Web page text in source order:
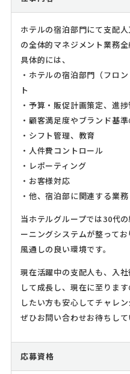
ホテルの宿泊部門にて支配
の全体的マネジメント業務全
具体的には、
・ホテルの宿泊部門（フロ
ト
・予算・販促計画策定、進
・顧客満足度やブランド基
・シフト管理、教育
・人件費コントロール
・レポーティング
・お客様対応
・他、宿泊部に関連する業務
当ホテルグループでは30代
ーニングシステムが整って
風通しの良い環境です。
現在活躍中の支配人も、入
して成長し、現在に至りま
したい方も安心してチャレン
ぜひお問い合わせお待ちして
応募資格